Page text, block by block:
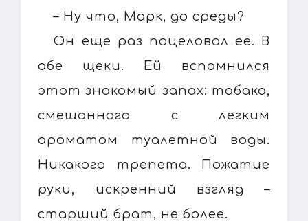
– Ну что, Марк, до среды?
Он еще раз поцеловал ее. В
обе щеки. Ей вспомнился
этот знакомый запах: табака,
смешанного с легким
ароматом туалетной воды.
Никакого трепета. Пожатие
руки, искренний взгляд –
старший брат, не более.